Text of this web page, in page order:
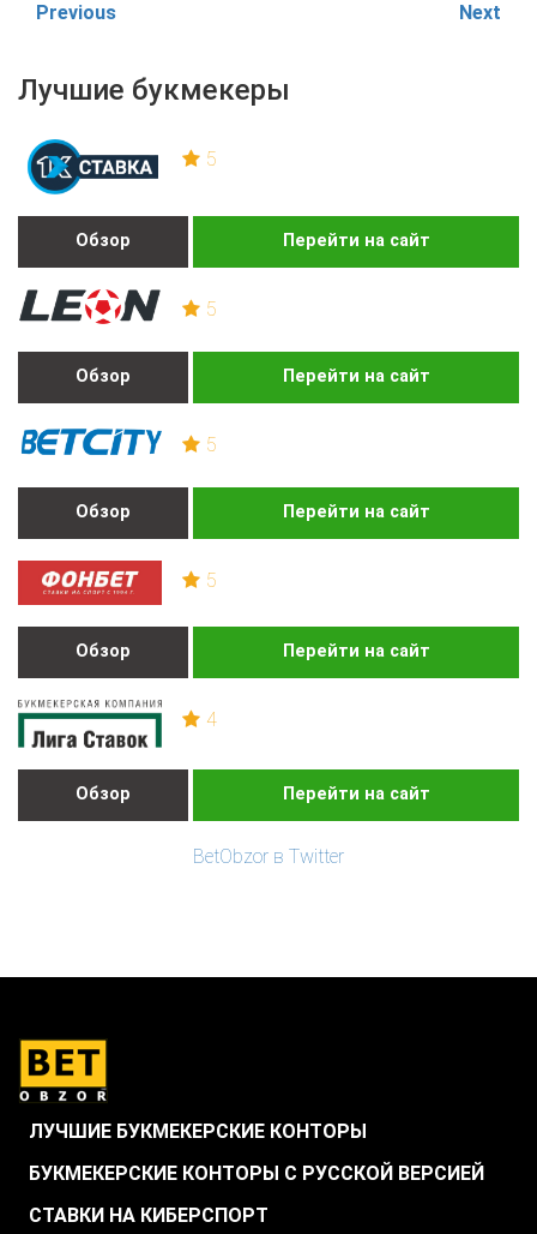
Лучшие букмекеры
5
Обзор Перейти на сайт
5
Обзор Перейти на сайт
5
Обзор Перейти на сайт
5
Обзор Перейти на сайт
4
Обзор Перейти на сайт
BetObzor в Twitter
Previous Next
ЛУЧШИЕ БУКМЕКЕРСКИЕ КОНТОРЫ
БУКМЕКЕРСКИЕ КОНТОРЫ С РУССКОЙ ВЕРСИЕЙ
СТАВКИ НА КИБЕРСПОРТ